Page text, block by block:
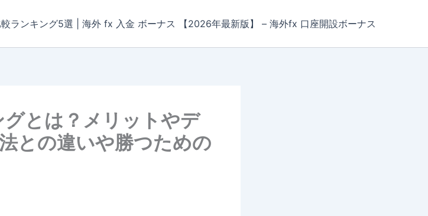
ランキング5選 | 海外 fx 入金 ボーナス 【2026年最新版】 – 海外fx 口座開設ボーナス
とは？メリットやデ
との違いや勝つための